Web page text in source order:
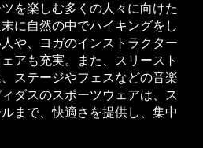
を楽しむ多くの人々に向けた
に自然の中でハイキングをし
や、ヨガのインストラクター
アも充実。また、スリースト
ステージやフェスなどの音楽
ダスのスポーツウェアは、ス
まで、快適さを提供し、集中